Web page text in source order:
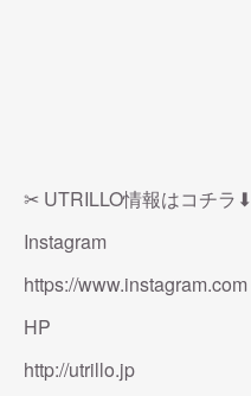
✂︎ UTRILLO情報はコチラ⬇︎
Instagram
https://www.instagram.com
HP
http://utrillo.jp